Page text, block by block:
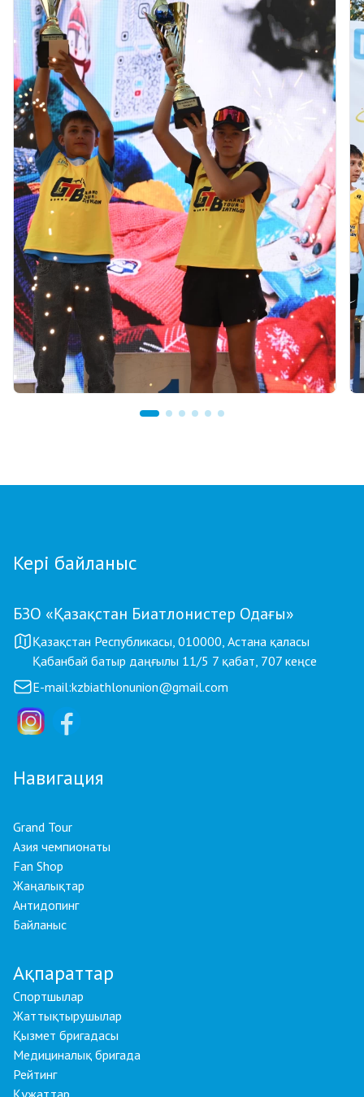
Кері байланыс
БЗО «Қазақстан Биатлонистер Одағы»
Қазақстан Республикасы, 010000, Астана қаласы
Қабанбай батыр даңғылы 11/5 7 қабат, 707 кеңсе
E-mail:kzbiathlonunion@gmail.com
Навигация
Grand Tour
Азия чемпионаты
Fan Shop
Жаңалықтар
Антидопинг
Байланыс
Ақпараттар
Спортшылар
Жаттықтырушылар
Қызмет бригадасы
Медициналық бригада
Рейтинг
Құжаттар